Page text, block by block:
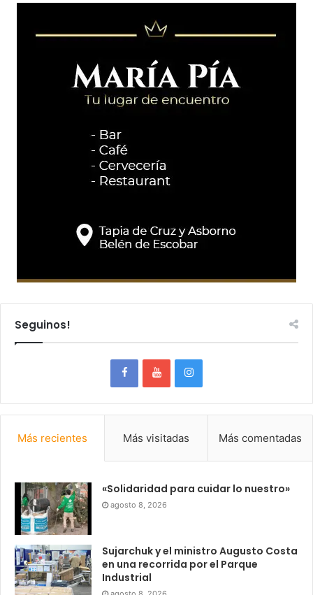
Seguinos!
Más recientes Más visitadas Más comentadas
«Solidaridad para cuidar lo nuestro»
agosto 8, 2026
Sujarchuk y el ministro Augusto Costa
en una recorrida por el Parque
Industrial